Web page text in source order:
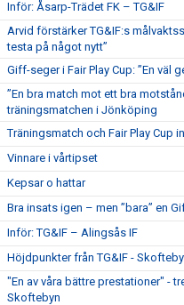
Inför: Åsarp-Trädet FK – TG&IF
Arvid förstärker TG&IF:s
testa på något nytt”
Giff-seger i Fair Play Cup: ”En väl
”En bra match mot ett bra
träningsmatchen i Jönköping
Träningsmatch och Fair Play Cup
Vinnare i vårtipset
Kepsar o hattar
Bra insats igen – men ”bara” en
Inför: TG&IF – Alingsås IF
Höjdpunkter från TG&IF -
"En av våra bättre prestationer" -
Skoftebyn